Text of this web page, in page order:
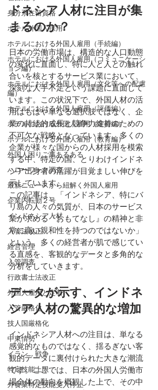
身分系在留資格
ホテル外国人採用
ホテルにおける外国人雇用（手続編）
ホテルにおける外国人雇用（コミュニケーシ
ョン編）
ホテルにおける外国人雇用（文化等への配慮
編）
ホテルにおける外国人雇用（評価編）
ホテルにおける外国人雇用（定着編）
ホテルにおける外国人雇用（教育編）
外国人困りご事あるある
ハローワーク調査
最新ニュースから紐解く外国人雇用
企業内転勤２号
インドネシア人材
入管法改正
経営管理
入管調査
行政書士法改正
外国人雇用と定着
入管厳格化
技人国厳格化
中東情勢
イラン 戦争
特定技能上限
外食業特定技能受入停止
ドネシア人材に注目が集
まるのか？
日本の労働市場は、構造的な人口動態
の変化に直面し、特に人と人との触れ
合いを核とするサービス業において、
深刻な人手不足という課題に直面して
います。この状況下で、外国人材の活
用はもはや単なる選択肢ではなく、企
業の持続的成長と競争力維持のための
不可欠な戦略となっています。多くの
企業が様々な国からの人材採用を模索
する中、特定の国、とりわけインドネ
シア出身者の活躍が目覚ましい伸びを
示しています。
この記事は、「インドネシア、特にバ
リ島の人々の気質が、日本のサービス
業が求める『おもてなし』の精神と非
常に高い親和性を持つのではないか」
という、多くの経営者が肌で感じてい
る直感を、客観的なデータと多角的な
分析をしていきます。
データが示す、インドネ
シア人材の驚異的な増加
インドネシア人材への注目は、単なる
感覚的なものではなく、揺るぎない客
観的データに裏付けられた大きな潮流
です。ここでは、日本の外国人労働市
場全体の動向を概観した上で、その中